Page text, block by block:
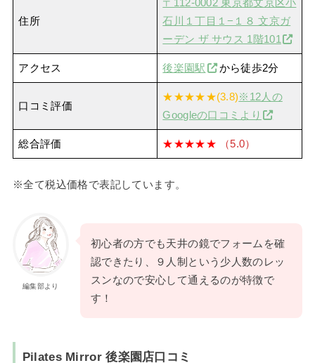
住所
〒112-0002 東京都文京区小
石川１丁目１−１８ 文京ガ
ーデン ザ サウス 1階101
アクセス 後楽園駅 から徒歩2分
口コミ評価
★★★★★(3.8)※12人の
Googleの口コミより
総合評価 ★★★★★ （5.0）
※全て税込価格で表記しています。
編集部より
初心者の方でも天井の鏡でフォームを確
認できたり、９人制という少人数のレッ
スンなので安心して通えるのが特徴で
す！
Pilates Mirror 後楽園店口コミ